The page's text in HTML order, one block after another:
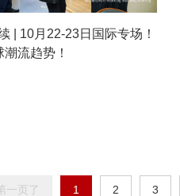
| 10月22-23日国际专场！
流趋势！
一页了 1 2 3